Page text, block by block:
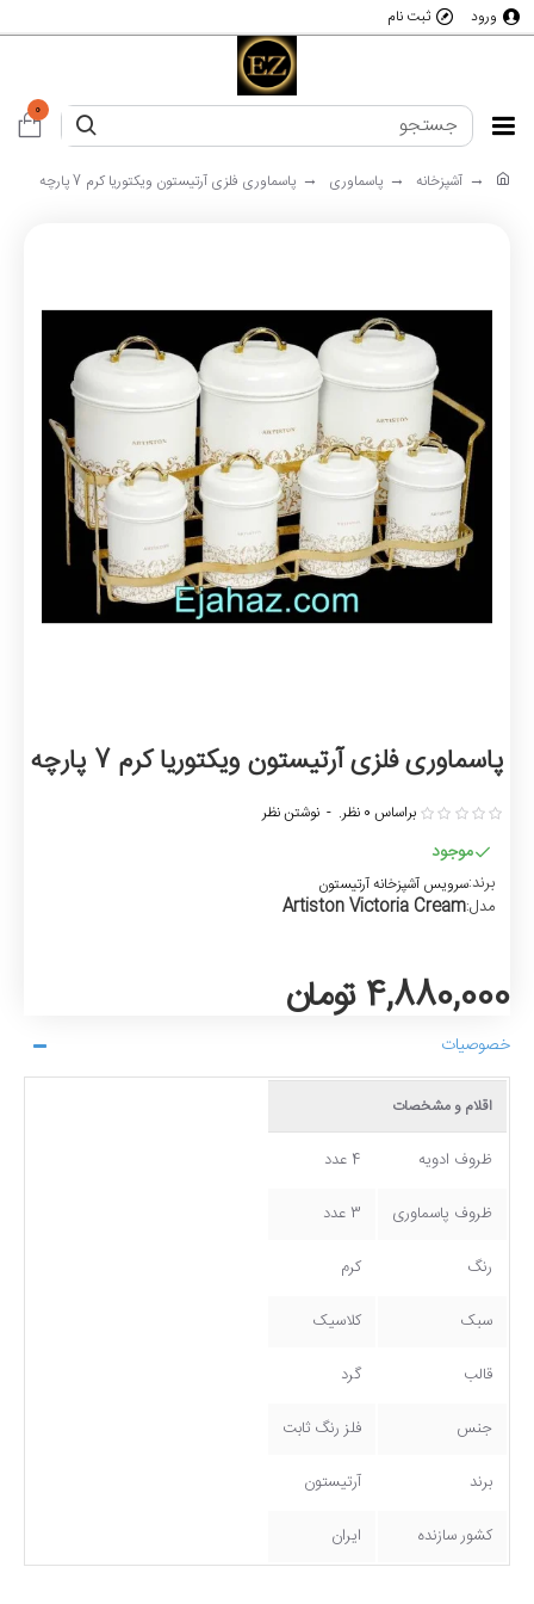
ورود ثبت نام
0
آشپزخانه پاسماوری پاسماوری فلزی آرتیستون ویکتوریا کرم 7 پارچه
پاسماوری فلزی آرتیستون ویکتوریا کرم 7 پارچه
موجود
برند:سرویس آشپزخانه آرتیستون
مدل:Artiston Victoria Cream
براساس 0 نظر. - نوشتن نظر
4,880,000 تومان
خصوصیات
اقلام و مشخصات
ظروف ادویه 4 عدد
ظروف پاسماوری 3 عدد
رنگ کرم
سبک کلاسیک
قالب گرد
جنس فلز رنگ ثابت
برند آرتیستون
کشور سازنده ایران